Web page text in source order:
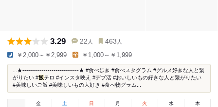
3.29 22 人 463 人
￥2,000～￥2,999 ￥1,000～￥1,999
...★-----------------------------★ #食べ歩き #食べスタグラム #グルメ好きな人と繋
がりたい #飯テロ #インスタ映え #デブ活 #おいしいもの好きな人と繋がりたい
#美味しいご飯 #美味しいもの大好き #食べ物グラム...
金
土 日 月 火 水 木